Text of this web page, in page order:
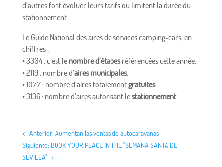
d’autres font évoluer leurs tarifs ou limitent la durée du
stationnement.
Le Guide National des aires de services camping-cars, en
chiffres :
• 3304 : c’est le nombre d’étapesréférencées cette année.
• 2119 : nombre d’aires municipales.
• 1077 : nombre d’aires totalementgratuites.
• 3136 : nombre d’aires autorisant lestationnement.
← Anterior: Aumentan las ventas de autocaravanas
Siguiente: BOOK YOUR PLACE IN THE "SEMANA SANTA DE
SEVILLA"→